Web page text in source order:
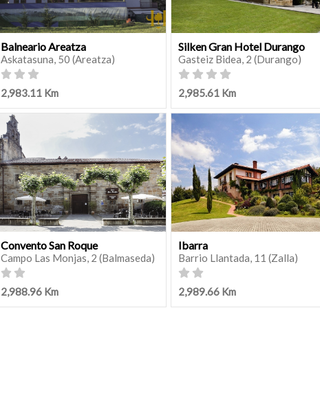
Balneario Areatza
Askatasuna, 50 (Areatza)
2,983.11 Km
Silken Gran Hotel Durango
Gasteiz Bidea, 2 (Durango)
2,985.61 Km
Convento San Roque
Campo Las Monjas, 2 (Balmaseda)
2,988.96 Km
Ibarra
Barrio Llantada, 11 (Zalla)
2,989.66 Km